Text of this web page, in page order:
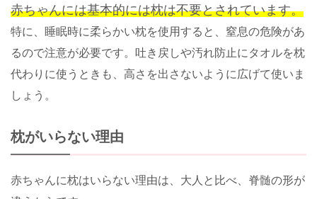
赤ちゃんには基本的には枕は不要とされています。
特に、睡眠時に柔らかい枕を使用すると、窒息の危険があ
るので注意が必要です。吐き戻しや汚れ防止にタオルを枕
代わりに使うときも、高さを出さないように広げて使いま
しょう。
枕がいらない理由
赤ちゃんに枕はいらない理由は、大人と比べ、脊髄の形が